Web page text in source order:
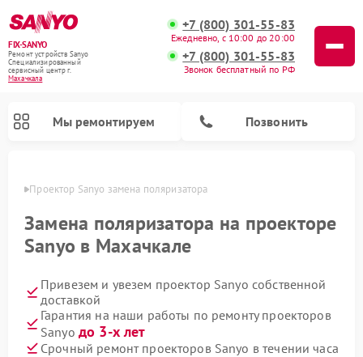
FIX-SANYO
Ремонт устройств Sanyo
Специализированный
cервисный центр г.
Махачкала
+7 (800) 301-55-83
Ежедневно, с 10:00 до 20:00
+7 (800) 301-55-83
Звонок бесплатный по РФ
Мы ремонтируем Позвонить
Проектор Sanyo замена поляризатора
Замена поляризатора на проекторе
Sanyo в Махачкале
Привезем и увезем проектор Sanyo собственной
доставкой
Гарантия на наши работы по ремонту проекторов
Sanyo до 3-х лет
Срочный ремонт проекторов Sanyo в течении часа